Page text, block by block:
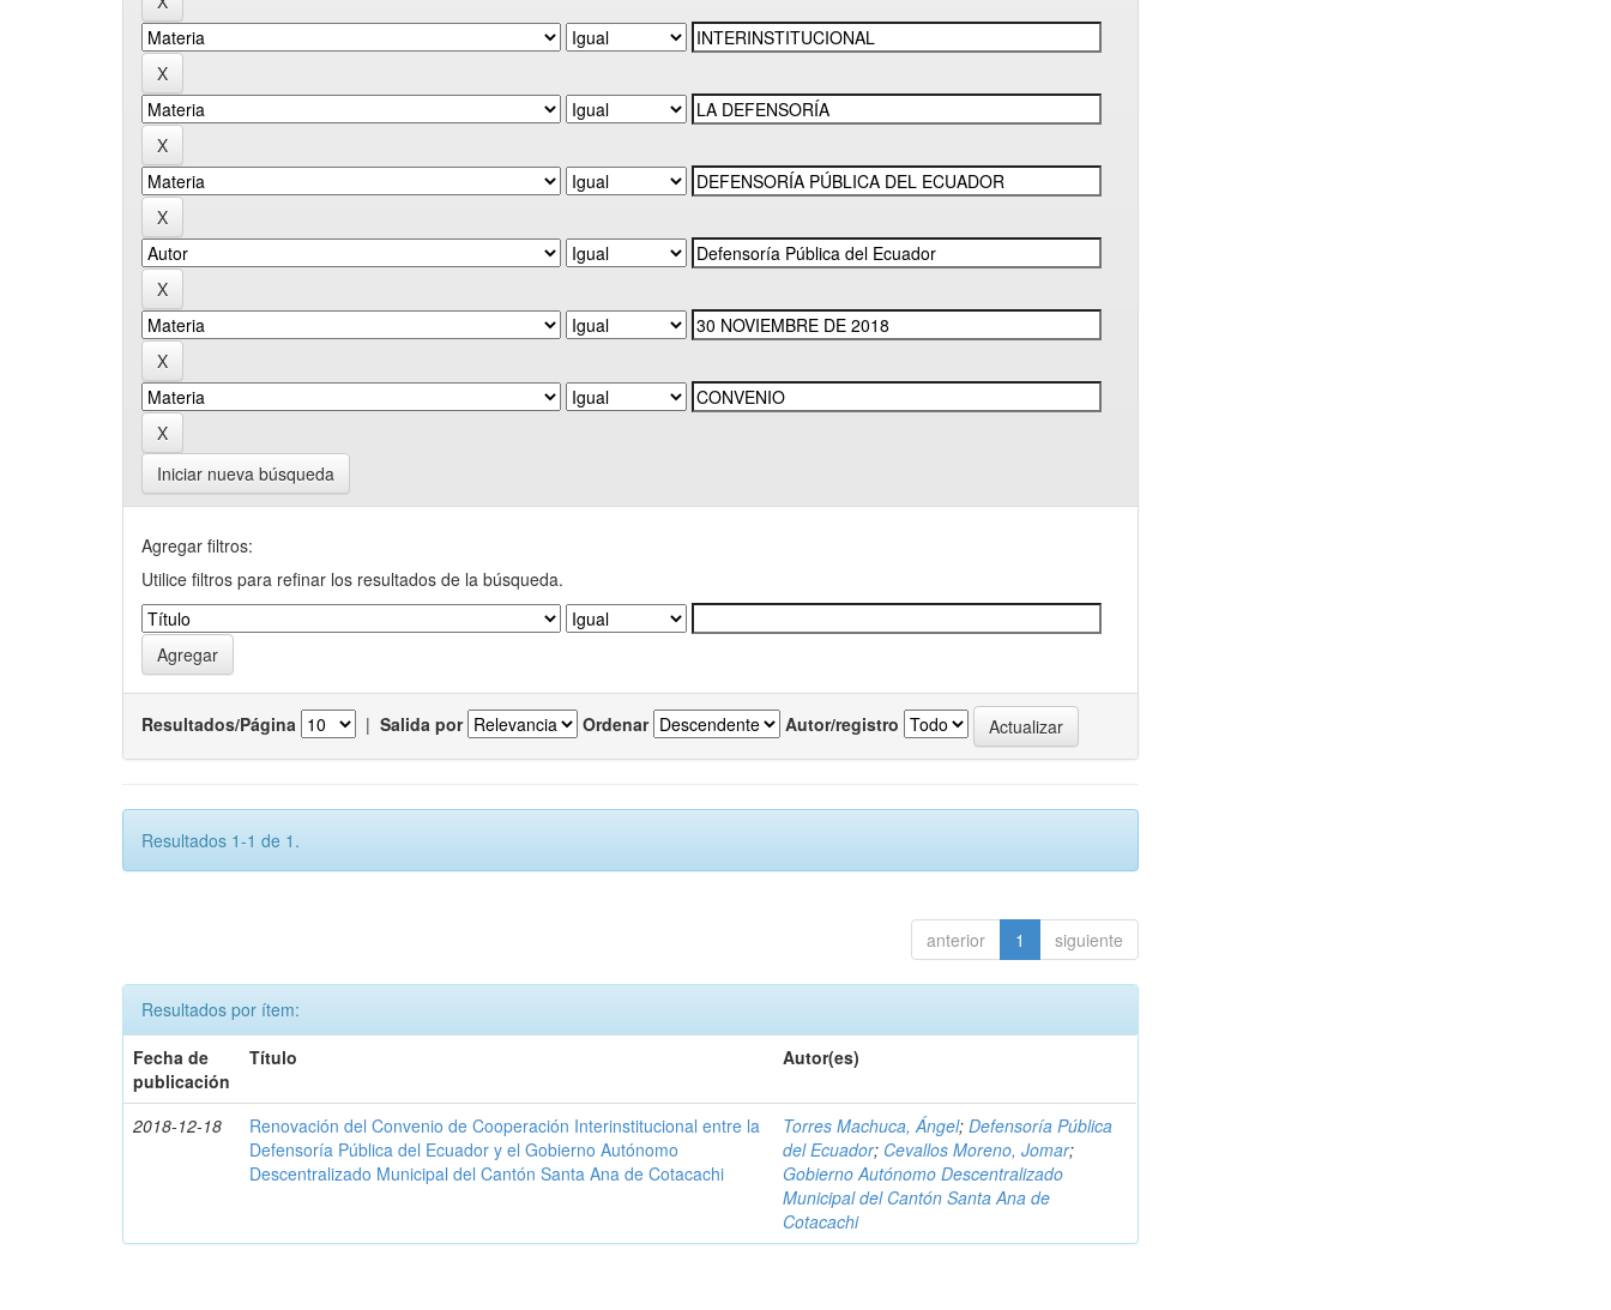
Iniciar nueva búsqueda
Agregar filtros:
Utilice filtros para refinar los resultados de la búsqueda.
Resultados/Página | Salida por Ordenar Autor/registro
Resultados 1-1 de 1.
anterior 1 siguiente
Resultados por ítem:
Fecha de
publicación
Título Autor(es)
2018-12-18
Renovación del Convenio de Cooperación Interinstitucional entre la
Defensoría Pública del Ecuador y el Gobierno Autónomo
Descentralizado Municipal del Cantón Santa Ana de Cotacachi
Torres Machuca, Ángel;Defensoría Pública
del Ecuador; Cevallos Moreno, Jomar;
Gobierno Autónomo Descentralizado
Municipal del Cantón Santa Ana de
Cotacachi